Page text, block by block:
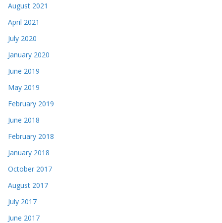
August 2021
April 2021
July 2020
January 2020
June 2019
May 2019
February 2019
June 2018
February 2018
January 2018
October 2017
August 2017
July 2017
June 2017